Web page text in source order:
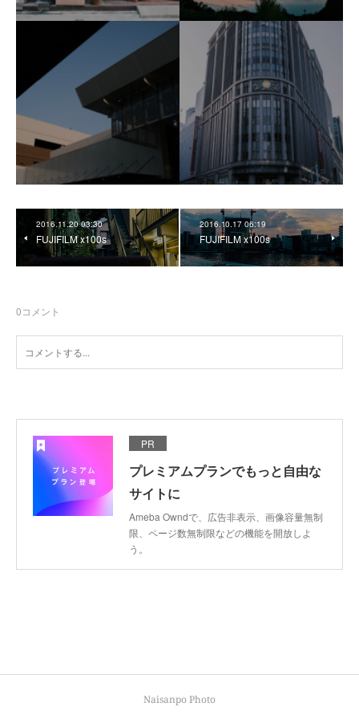
2016.11.20 03:30
FUJIFILM x100s
2016.10.17 06:19
FUJIFILM x100s
0コメント
PR
プレミアムプランでもっと自由な
サイトに
Ameba Owndで、広告非表示、画像容量無制
限、ページ数無制限などの機能を開放しよ
う。
Naisanpo Photo